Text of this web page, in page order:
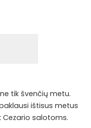
tik švenčių metu.
ištisus metus
salotoms.